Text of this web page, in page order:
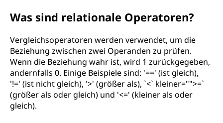
Was sind relationale Operatoren?
Vergleichsoperatoren werden verwendet, um die
Beziehung zwischen zwei Operanden zu prüfen.
Wenn die Beziehung wahr ist, wird 1 zurückgegeben,
andernfalls 0. Einige Beispiele sind: '==' (ist gleich),
'!=' (ist nicht gleich), '>' (größer als), `<` kleiner="">=`
(größer als oder gleich) und '<=' (kleiner als oder
gleich).